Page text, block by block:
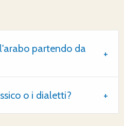
partendo da
o i dialetti?